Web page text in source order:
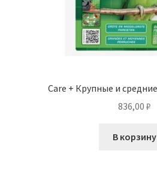
Care + Крупные и
836,00 ₽
В корзину